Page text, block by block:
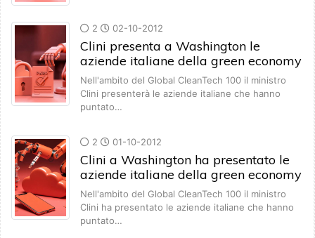
2 02-10-2012
Clini presenta a Washington le
aziende italiane della green economy
Nell'ambito del Global CleanTech 100 il ministro
Clini presenterà le aziende italiane che hanno
puntato…
2 01-10-2012
Clini a Washington ha presentato le
aziende italiane della green economy
Nell'ambito del Global CleanTech 100 il ministro
Clini ha presentato le aziende italiane che hanno
puntato…